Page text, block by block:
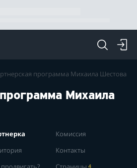
программа Михаила Шестова
Михаила
Комиссия
Контакты
4